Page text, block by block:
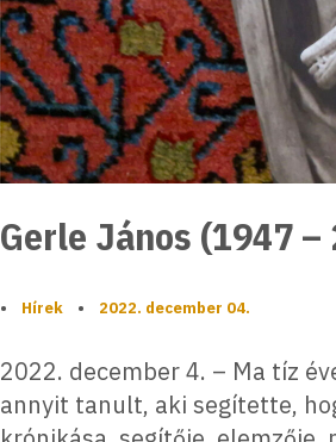
Gerle János (1947
• Hírek • 2022. december 04.
2022. december 4. – Ma tíz
annyit tanult, aki segítette,